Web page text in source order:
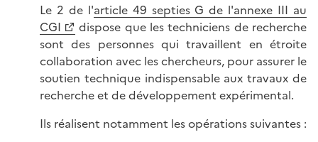
Le 2 de l'article 49 septies G de l'annexe III au
CGI
dispose que les techniciens de recherche
sont des personnes qui travaillent en étroite
collaboration avec les chercheurs, pour assurer le
soutien technique indispensable aux travaux de
recherche et de développement expérimental.
Ils réalisent notamment les opérations suivantes :